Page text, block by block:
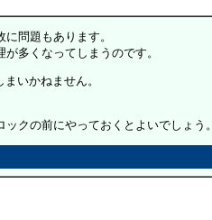
問題もあります。
多くなってしまうのです。
いかねません。
クの前にやっておくとよいでしょう。